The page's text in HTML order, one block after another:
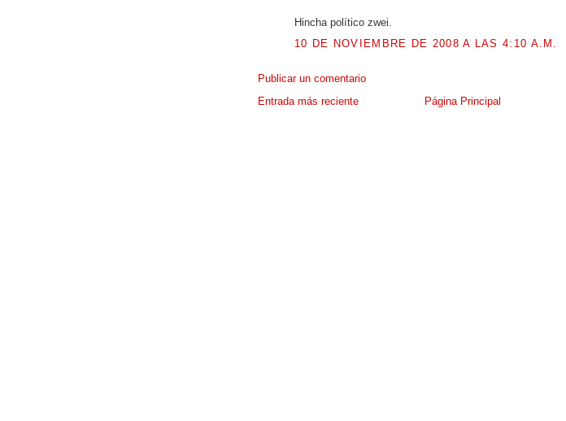
Hincha político zwei.
10 DE NOVIEMBRE DE 2008 A LAS 4:10 A.M.
Publicar un comentario
Entrada más reciente
Página Principal